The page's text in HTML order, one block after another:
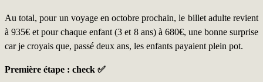
Au total, pour un voyage en octobre prochain, le billet adulte revient
à 935€ et pour chaque enfant (3 et 8 ans) à 680€, une bonne surprise
car je croyais que, passé deux ans, les enfants payaient plein pot.
Première étape : check ✅